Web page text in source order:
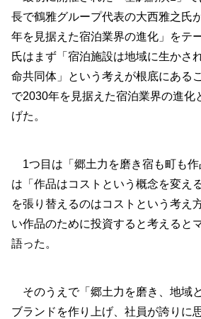
長で鶴雅グループ代表の大西雅之氏
年を見据えた宿泊業界の進化」をテ
氏はまず「宿泊施設は地域に生かさ
命共同体」という考えが根底にある
で2030年を見据えた宿泊業界の進化
げた。
1つ目は「郷土力を磨き宿も町も作
は「作品はコストという概念を変え
を張り替えるのはコストという考え
い作品のために投資すると考えると
語った。
そのうえで「郷土力を磨き、地域
ブランドを作り上げ、社員が誇りに